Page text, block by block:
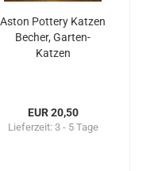
Aston Pottery Katzen
Becher, Garten-
Katzen
EUR 20,50
Lieferzeit: 3 - 5 Tage